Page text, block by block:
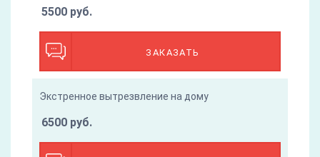
ЗАКАЗАТЬ
5500 руб.
Экстренное вытрезвление на дому
6500 руб.